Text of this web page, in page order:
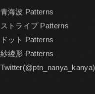
青海波 Patterns
ストライプ Patterns
ドット Patterns
紗綾形 Patterns
Twitter(@ptn_nanya_kanya)